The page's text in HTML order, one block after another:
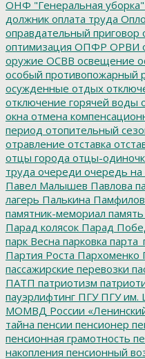
ОНФ "Генеральная уборка"
должник оплата труда
оправдательный приговор
оптимизация ОПФР ОРВИ
оружие ОСВВ освещение
особый противопожарный
осужденные отдых
отключение горячей воды
окна отмена
период отопительный
отравление отставка
отцы города отцы-
труда очереди очередь
Павел Малышев Павлова
лагерь Палькина
памятник-мемориал память
Парад колясок Парад
парк Весна парковка
Партия Роста Пархоменко
пассажирские перевозки
ПАТП патриотизм
пауэрлифтинг ПГУПГУ им.
МОМВД России
тайна пенсии пенсионер
пенсионная грамотность
накопления пенсионный